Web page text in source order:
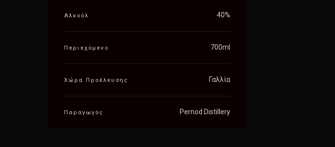
Αλκοόλ 40%
Περιεχόμενο 700ml
Χώρα Προέλευσης Γαλλία
Παραγωγός Pernod Distillery